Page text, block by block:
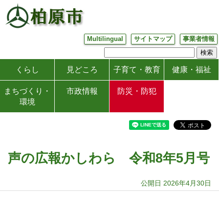
Multilingual サイトマップ 事業者情報
くらし 見どころ 子育て・教育 健康・福祉
まちづくり・
環境
市政情報 防災・防犯
声の広報かしわら 令和8年5月号
公開日 2026年4月30日